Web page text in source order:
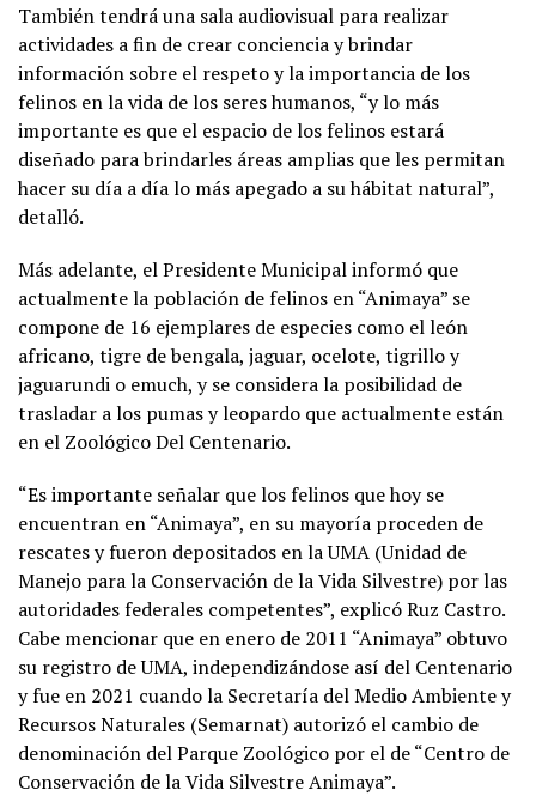
También tendrá una sala audiovisual para realizar
actividades a fin de crear conciencia y brindar
información sobre el respeto y la importancia de los
felinos en la vida de los seres humanos, “y lo más
importante es que el espacio de los felinos estará
diseñado para brindarles áreas amplias que les permitan
hacer su día a día lo más apegado a su hábitat natural”,
detalló.
Más adelante, el Presidente Municipal informó que
actualmente la población de felinos en “Animaya” se
compone de 16 ejemplares de especies como el león
africano, tigre de bengala, jaguar, ocelote, tigrillo y
jaguarundi o emuch, y se considera la posibilidad de
trasladar a los pumas y leopardo que actualmente están
en el Zoológico Del Centenario.
“Es importante señalar que los felinos que hoy se
encuentran en “Animaya”, en su mayoría proceden de
rescates y fueron depositados en la UMA (Unidad de
Manejo para la Conservación de la Vida Silvestre) por las
autoridades federales competentes”, explicó Ruz Castro.
Cabe mencionar que en enero de 2011 “Animaya” obtuvo
su registro de UMA, independizándose así del Centenario
y fue en 2021 cuando la Secretaría del Medio Ambiente y
Recursos Naturales (Semarnat) autorizó el cambio de
denominación del Parque Zoológico por el de “Centro de
Conservación de la Vida Silvestre Animaya”.